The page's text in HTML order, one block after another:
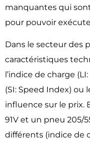
manquantes qui
pour pouvoir
Dans le secteur des
caractéristiques
l’indice de charge
(SI: Speed Index) ou
influence sur le prix.
91V et un pneu 205/
différents (indice de